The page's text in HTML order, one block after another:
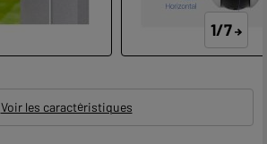
1/7
Voir les caractéristiques